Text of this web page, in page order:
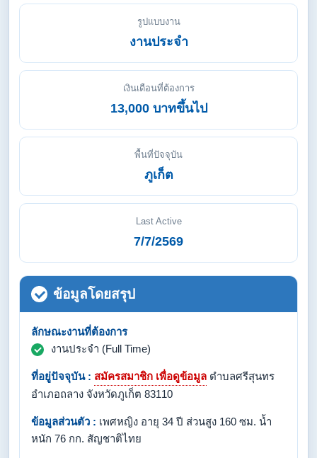
รูปแบบงาน
งานประจำ
เงินเดือนที่ต้องการ
13,000 บาทขึ้นไป
พื้นที่ปัจจุบัน
ภูเก็ต
Last Active
7/7/2569
ข้อมูลโดยสรุป
ลักษณะงานที่ต้องการ
งานประจำ (Full Time)
ที่อยู่ปัจจุบัน : สมัครสมาชิก เพื่อดูข้อมูล ตำบลศรีสุนทร
อำเภอถลาง จังหวัดภูเก็ต 83110
ข้อมูลส่วนตัว : เพศหญิง อายุ 34 ปี ส่วนสูง 160 ซม. น้ำ
หนัก 76 กก. สัญชาติไทย